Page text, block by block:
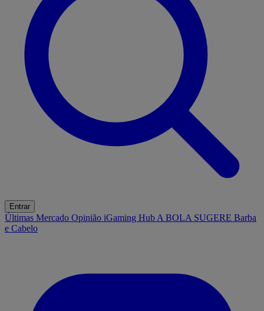
Entrar
Últimas Mercado Opinião iGaming Hub A BOLA SUGERE Barba
e Cabelo